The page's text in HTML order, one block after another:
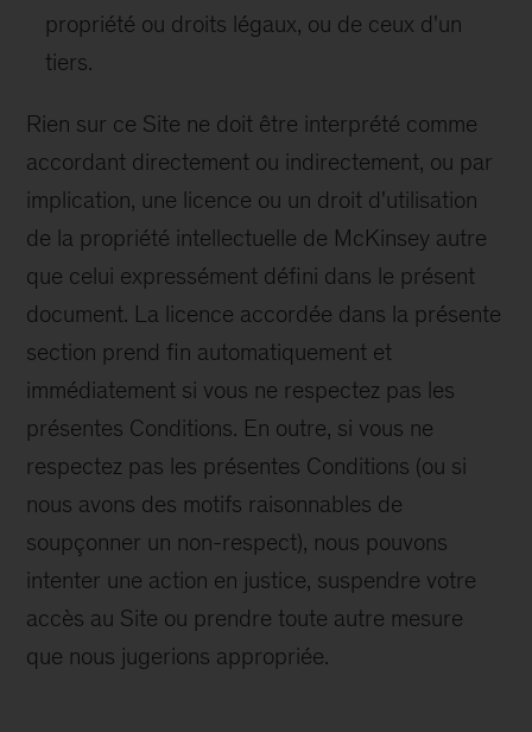
propriété ou droits légaux, ou de ceux d'un
tiers.
Rien sur ce Site ne doit être interprété comme
accordant directement ou indirectement, ou par
implication, une licence ou un droit d'utilisation
de la propriété intellectuelle de McKinsey autre
que celui expressément défini dans le présent
document. La licence accordée dans la présente
section prend fin automatiquement et
immédiatement si vous ne respectez pas les
présentes Conditions. En outre, si vous ne
respectez pas les présentes Conditions (ou si
nous avons des motifs raisonnables de
soupçonner un non-respect), nous pouvons
intenter une action en justice, suspendre votre
accès au Site ou prendre toute autre mesure
que nous jugerions appropriée.